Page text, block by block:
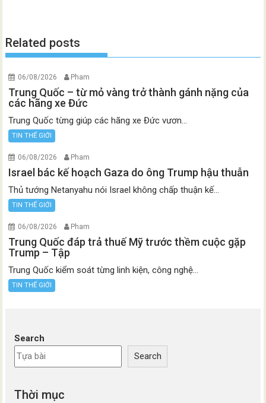
Related posts
06/08/2026 Pham
Trung Quốc – từ mỏ vàng trở thành gánh nặng của
các hãng xe Đức
Trung Quốc từng giúp các hãng xe Đức vươn...
TIN THẾ GIỚI
06/08/2026 Pham
Israel bác kế hoạch Gaza do ông Trump hậu thuẫn
Thủ tướng Netanyahu nói Israel không chấp thuận kế...
TIN THẾ GIỚI
06/08/2026 Pham
Trung Quốc đáp trả thuế Mỹ trước thềm cuộc gặp
Trump – Tập
Trung Quốc kiểm soát từng linh kiện, công nghệ...
TIN THẾ GIỚI
Search
Search
Thời mục